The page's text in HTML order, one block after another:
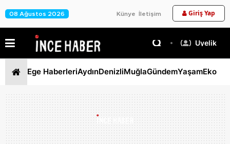
08 Ağustos 2026 Künye İletişim Giriş Yap
Üyelik
Ege HaberleriAydınDenizliMuğlaGündemYaşam